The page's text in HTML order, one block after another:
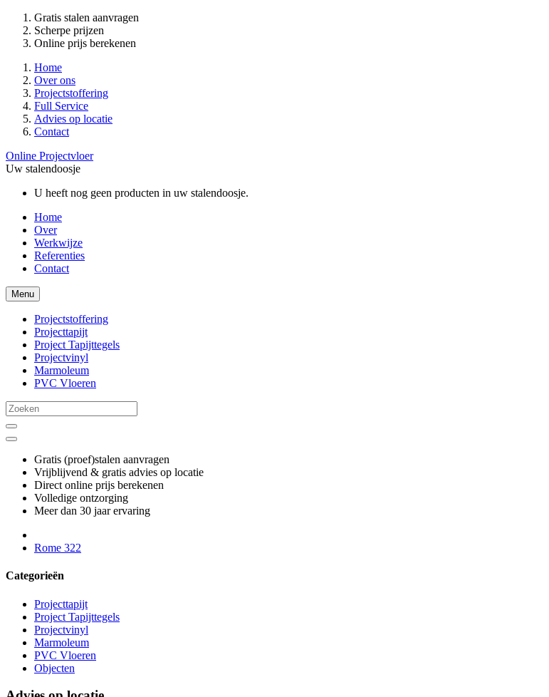
Gratis stalen aanvragen
Scherpe prijzen
Online prijs berekenen
Home
Over ons
Projectstoffering
Full Service
Advies op locatie
Contact
Online Projectvloer
Uw stalendoosje
U heeft nog geen producten in uw stalendoosje.
Home
Over
Werkwijze
Referenties
Contact
Menu
Projectstoffering
Projecttapijt
Project Tapijttegels
Projectvinyl
Marmoleum
PVC Vloeren
Gratis (proef)stalen aanvragen
Vrijblijvend & gratis advies op locatie
Direct online prijs berekenen
Volledige ontzorging
Meer dan 30 jaar ervaring
Rome 322
Categorieën
Projecttapijt
Project Tapijttegels
Projectvinyl
Marmoleum
PVC Vloeren
Objecten